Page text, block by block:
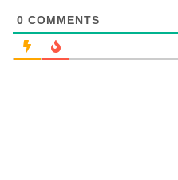
0 COMMENTS